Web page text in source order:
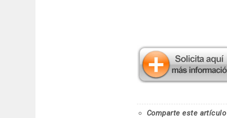
Comparte este artículo